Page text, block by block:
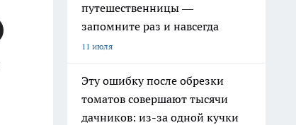
путешественницы —
запомните раз и навсегда
11 июля
Эту ошибку после обрезки
томатов совершают тысячи
дачников: из-за одной кучки